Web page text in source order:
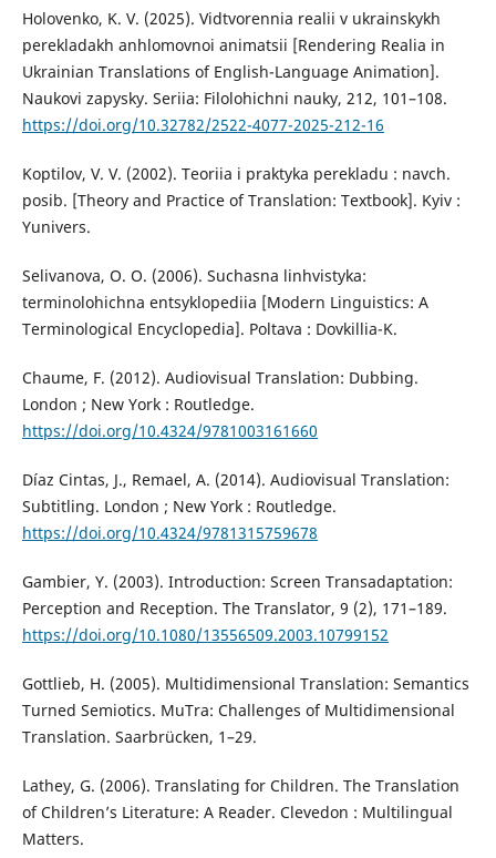
Holovenko, K. V. (2025). Vidtvorennia realii v ukrainskykh
perekladakh anhlomovnoi animatsii [Rendering Realia in
Ukrainian Translations of English-Language Animation].
Naukovi zapysky. Seriia: Filolohichni nauky, 212, 101–108.
https://doi.org/10.32782/2522-4077-2025-212-16
Koptilov, V. V. (2002). Teoriia i praktyka perekladu : navch.
posib. [Theory and Practice of Translation: Textbook]. Kyiv :
Yunivers.
Selivanova, O. O. (2006). Suchasna linhvistyka:
terminolohichna entsyklopediia [Modern Linguistics: A
Terminological Encyclopedia]. Poltava : Dovkillia-K.
Chaume, F. (2012). Audiovisual Translation: Dubbing.
London ; New York : Routledge.
https://doi.org/10.4324/9781003161660
Díaz Cintas, J., Remael, A. (2014). Audiovisual Translation:
Subtitling. London ; New York : Routledge.
https://doi.org/10.4324/9781315759678
Gambier, Y. (2003). Introduction: Screen Transadaptation:
Perception and Reception. The Translator, 9 (2), 171–189.
https://doi.org/10.1080/13556509.2003.10799152
Gottlieb, H. (2005). Multidimensional Translation: Semantics
Turned Semiotics. MuTra: Challenges of Multidimensional
Translation. Saarbrücken, 1–29.
Lathey, G. (2006). Translating for Children. The Translation
of Children’s Literature: A Reader. Clevedon : Multilingual
Matters.